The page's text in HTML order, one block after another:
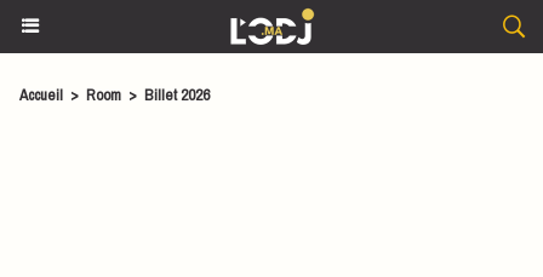
Accueil > Room > Billet 2026